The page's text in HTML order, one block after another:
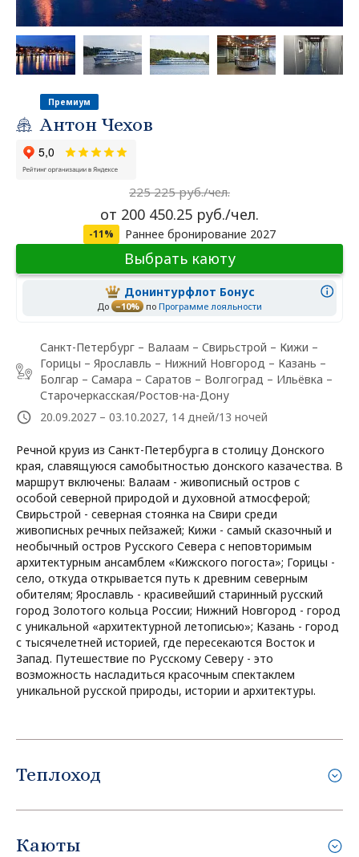
Премиум
Антон Чехов
225 225 руб./чел.
от 200 450.25 руб./чел.
-11% Раннее бронирование 2027
Выбрать каюту
Донинтурфлот Бонус
До –10% по Программе лояльности
Санкт-Петербург – Валаам – Свирьстрой – Кижи –
Горицы – Ярославль – Нижний Новгород – Казань –
Болгар – Самара – Саратов – Волгоград – Ильёвка –
Старочеркасская/Ростов-на-Дону
20.09.2027 – 03.10.2027, 14 дней/13 ночей
Речной круиз из Санкт-Петербурга в столицу Донского
края, славящуюся самобытностью донского казачества. В
маршрут включены: Валаам - живописный остров с
особой северной природой и духовной атмосферой;
Свирьстрой - северная стоянка на Свири среди
живописных речных пейзажей; Кижи - самый сказочный и
необычный остров Русского Севера с неповторимым
архитектурным ансамблем «Кижского погоста»; Горицы -
село, откуда открывается путь к древним северным
обителям; Ярославль - красивейший старинный русский
город Золотого кольца России; Нижний Новгород - город
с уникальной «архитектурной летописью»; Казань - город
с тысячелетней историей, где пересекаются Восток и
Запад. Путешествие по Русскому Северу - это
возможность насладиться красочным спектаклем
уникальной русской природы, истории и архитектуры.
Теплоход
Каюты